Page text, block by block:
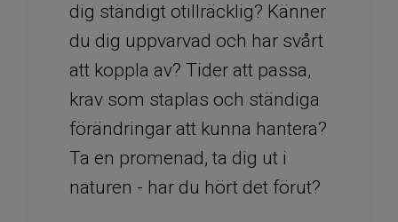
dig ständigt otillräcklig? Känner
du dig uppvarvad och har svårt
att koppla av? Tider att passa,
krav som staplas och ständiga
förändringar att kunna hantera?
​​​​​​​Ta en promenad, ta dig ut i
naturen - har du hört det förut?